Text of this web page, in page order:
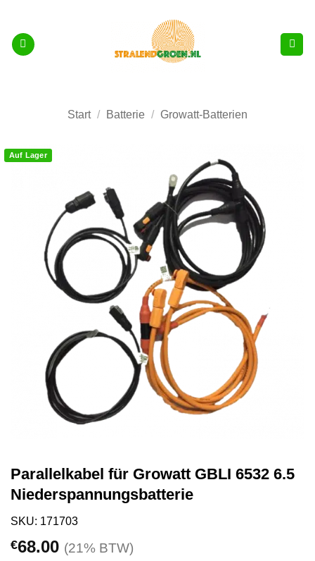
springen
Start / Batterie / Growatt-Batterien
Auf Lager
Parallelkabel für Growatt GBLI 6532 6.5
Niederspannungsbatterie
SKU: 171703
€68.00 (21% BTW)